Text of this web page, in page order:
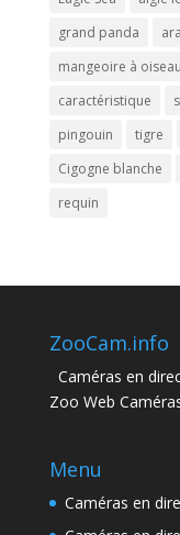
grand panda
mangeoire à
caractéristique
pingouin
tigre
Cigogne blanche
requin
ZooCam.info
Caméras en
Zoo Web
Menu
Caméras en